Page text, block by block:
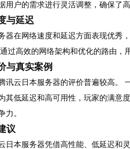
用户的需求进行灵活调整，确保了高
与延迟
器在网络速度和延迟方面表现优秀
过高效的网络架构和优化的路由，
与真实案例
讯云日本服务器的评价普遍较高。
其低延迟和高可用性，玩家的满意
力。
议
日本服务器凭借高性能、低延迟和